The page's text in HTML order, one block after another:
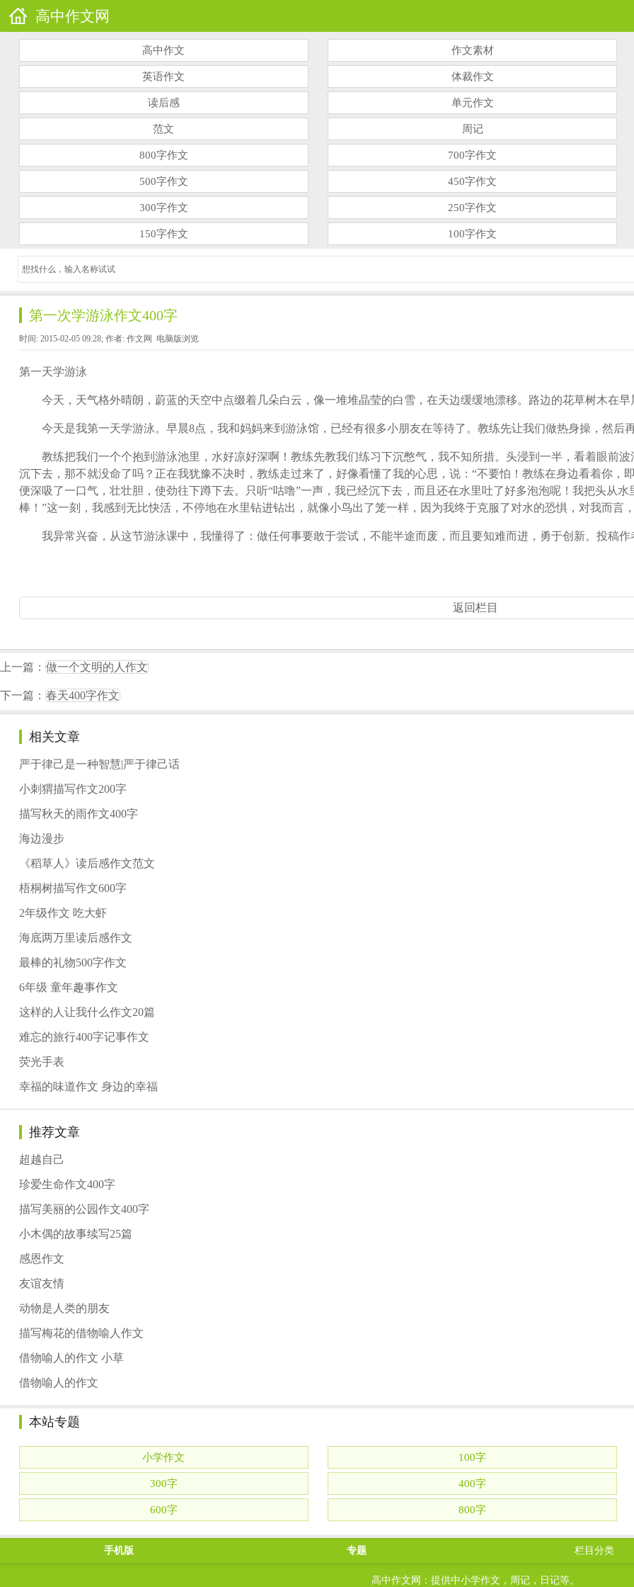
高中作文网
高中作文 作文素材
英语作文 体裁作文
读后感 单元作文
范文 周记
800字作文 700字作文
500字作文 450字作文
300字作文 250字作文
150字作文 100字作文
第一次学游泳作文400字
时间: 2015-02-05 09:28; 作者: 作文网 电脑版浏览
第一天学游泳
今天，天气格外晴朗，蔚蓝的天空中点缀着几朵白云，像一堆堆晶莹的白雪，在天边缓缓地漂移。路边的花草树木在早
今天是我第一天学游泳。早晨8点，我和妈妈来到游泳馆，已经有很多小朋友在等待了。教练先让我们做热身操，然后再
教练把我们一个个抱到游泳池里，水好凉好深啊！教练先教我们练习下沉憋气，我不知所措。头浸到一半，看着眼前
沉下去，那不就没命了吗？正在我犹豫不决时，教练走过来了，好像看懂了我的心思，说：“不要怕！教练在身边看着你，
便深吸了一口气，壮壮胆，使劲往下蹲下去。只听“咕噜”一声，我已经沉下去，而且还在水里吐了好多泡泡呢！我把头从
棒！”这一刻，我感到无比快活，不停地在水里钻进钻出，就像小鸟出了笼一样，因为我终于克服了对水的恐惧，对我而言
我异常兴奋，从这节游泳课中，我懂得了：做任何事要敢于尝试，不能半途而废，而且要知难而进，勇于创新。投稿作
返回栏目
上一篇： 做一个文明的人作文
下一篇： 春天400字作文
相关文章
严于律己是一种智慧|严于律己话
小刺猬描写作文200字
描写秋天的雨作文400字
海边漫步
《稻草人》读后感作文范文
梧桐树描写作文600字
2年级作文 吃大虾
海底两万里读后感作文
最棒的礼物500字作文
6年级 童年趣事作文
这样的人让我什么作文20篇
难忘的旅行400字记事作文
荧光手表
幸福的味道作文 身边的幸福
推荐文章
超越自己
珍爱生命作文400字
描写美丽的公园作文400字
小木偶的故事续写25篇
感恩作文
友谊友情
动物是人类的朋友
描写梅花的借物喻人作文
借物喻人的作文 小草
借物喻人的作文
本站专题
小学作文 100字
300字 400字
600字 800字
手机版 专题 栏目分类
高中作文网：提供中小学作文，周记，日记等。